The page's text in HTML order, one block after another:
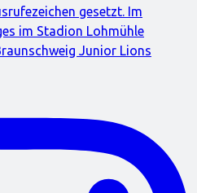
gesetzt. Im
im Stadion Lohmühle
Junior Lions